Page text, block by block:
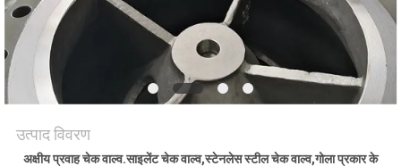
PRIVACY
POLICY
उत्पाद विवरण
अक्षीय प्रवाह चेक वाल्व.साइलेंट चेक वाल्व,स्टेनलेस स्टील चेक वाल्व,गोला प्रकार के